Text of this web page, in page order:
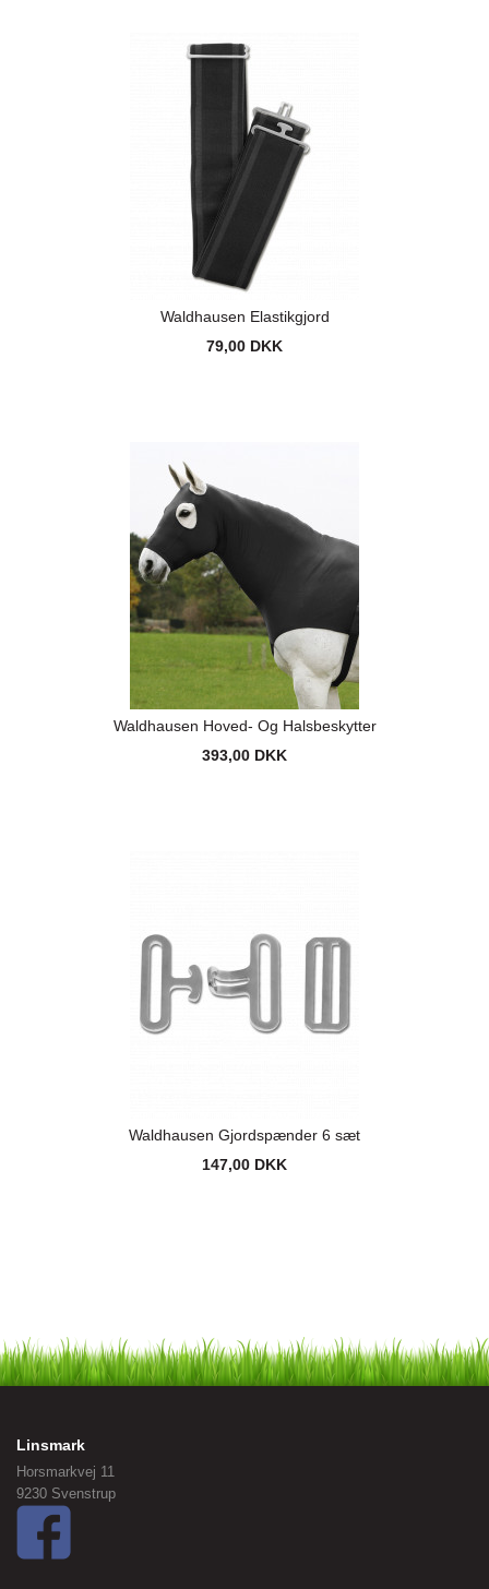
Waldhausen Elastikgjord
79,00 DKK
Waldhausen Hoved- Og Halsbeskytter
393,00 DKK
Waldhausen Gjordspænder 6 sæt
147,00 DKK
Linsmark
Horsmarkvej 11
9230 Svenstrup